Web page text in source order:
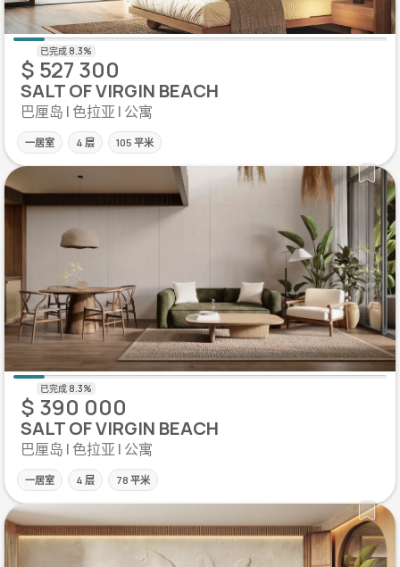
$ 527 300
SALT OF VIRGIN BEACH
巴厘岛 | 色拉亚 | 公寓
一居室 4 层 105 平米
$ 390 000
SALT OF VIRGIN BEACH
巴厘岛 | 色拉亚 | 公寓
一居室 4 层 78 平米